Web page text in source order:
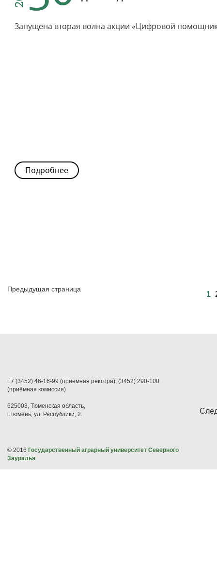
Запущена вторая волна акции «Цифровой
Подробнее
Предыдущая страница
1
+7 (3452) 46-16-99 (приемная ректора), (3452) 290-100
(приёмная комиссия)
625003, Тюменская область,
г.Тюмень, ул. Республики, 2.
© 2016 Государственный аграрный университет Северного
Зауралья